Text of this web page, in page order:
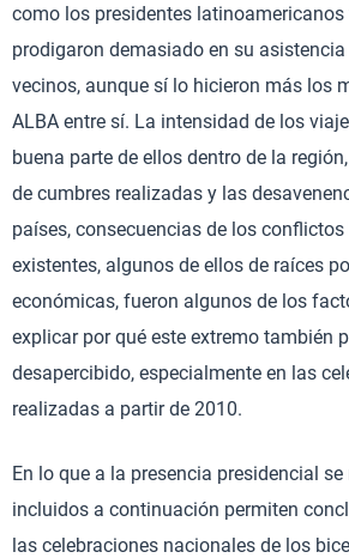
como los presidentes
prodigaron demasiado en su
vecinos, aunque sí lo hicieron más los
ALBA entre sí. La intensidad de los
buena parte de ellos dentro de la
de cumbres realizadas y las
países, consecuencias de los
existentes, algunos de ellos de raíces
económicas, fueron algunos de los
explicar por qué este extremo también
desapercibido, especialmente en las
realizadas a partir de 2010.
En lo que a la presencia presidencial
incluidos a continuación permiten
las celebraciones nacionales de los